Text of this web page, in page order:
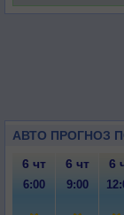
АВТО ПРОГНОЗ
6 чт 6 чт 6
6:00 9:00